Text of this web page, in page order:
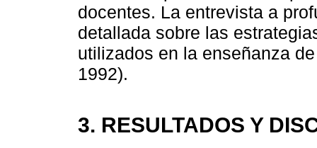
docentes. La entrevista a
detallada sobre las
utilizados en la enseñanza
1992).
3. RESULTADOS Y